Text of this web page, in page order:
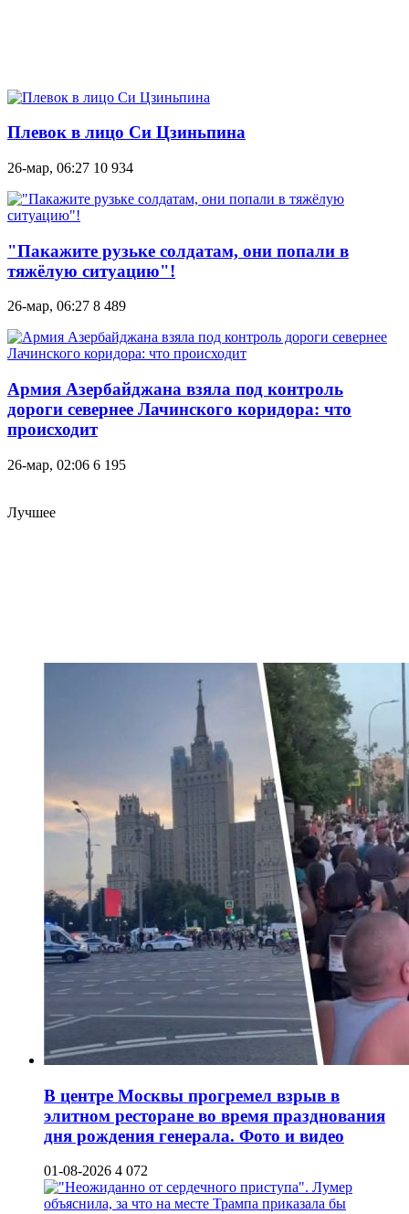
Плевок в лицо Си Цзиньпина
26-мар, 06:27 10 934
"Пакажите рузьке солдатам, они попали в
тяжёлую ситуацию"!
26-мар, 06:27 8 489
Армия Азербайджана взяла под контроль
дороги севернее Лачинского коридора: что
происходит
26-мар, 02:06 6 195
Лучшее
В центре Москвы прогремел взрыв в
элитном ресторане во время празднования
дня рождения генерала. Фото и видео
01-08-2026 4 072